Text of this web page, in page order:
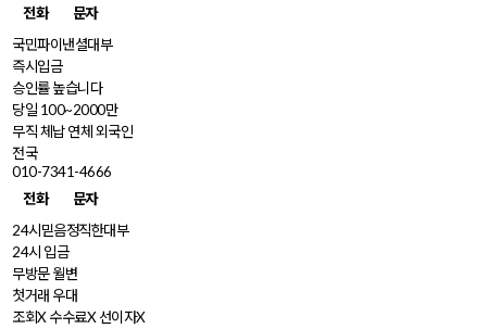
전화
문자
국민파이낸셜대부
즉시입금
승인률 높습니다
당일 100~2000만
무직 체납 연체 외국인
전국
010-7341-4666
전화
문자
24시믿음정직한대부
24시 입금
무방문 월변
첫거래 우대
조회X 수수료X 선이자X